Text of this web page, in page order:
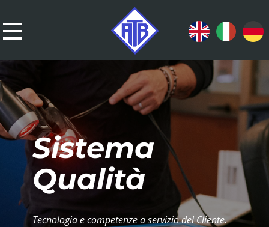
Sistema
Qualità
Tecnologia e competenze a servizio del Cliente.